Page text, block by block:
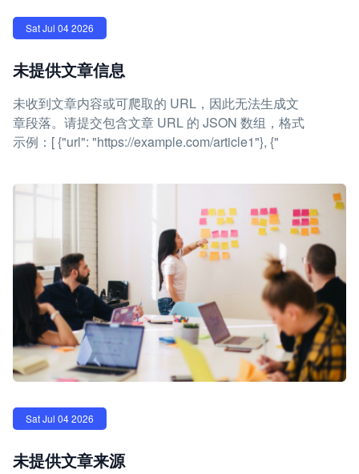
Sat Jul 04 2026
未提供文章信息
未收到文章内容或可爬取的 URL，因此无法生成文
章段落。请提交包含文章 URL 的 JSON 数组，格式
示例：[ {"url": "https://example.com/article1"}, {"
Sat Jul 04 2026
未提供文章来源